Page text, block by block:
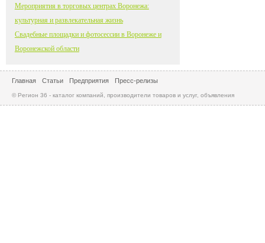
Мероприятия в торговых центрах Воронежа:
культурная и развлекательная жизнь
Свадебные площадки и фотосессии в Воронеже и
Воронежской области
Главная Статьи Предприятия Пресс-релизы
© Регион 36 - каталог компаний, производители товаров и услуг, объявления